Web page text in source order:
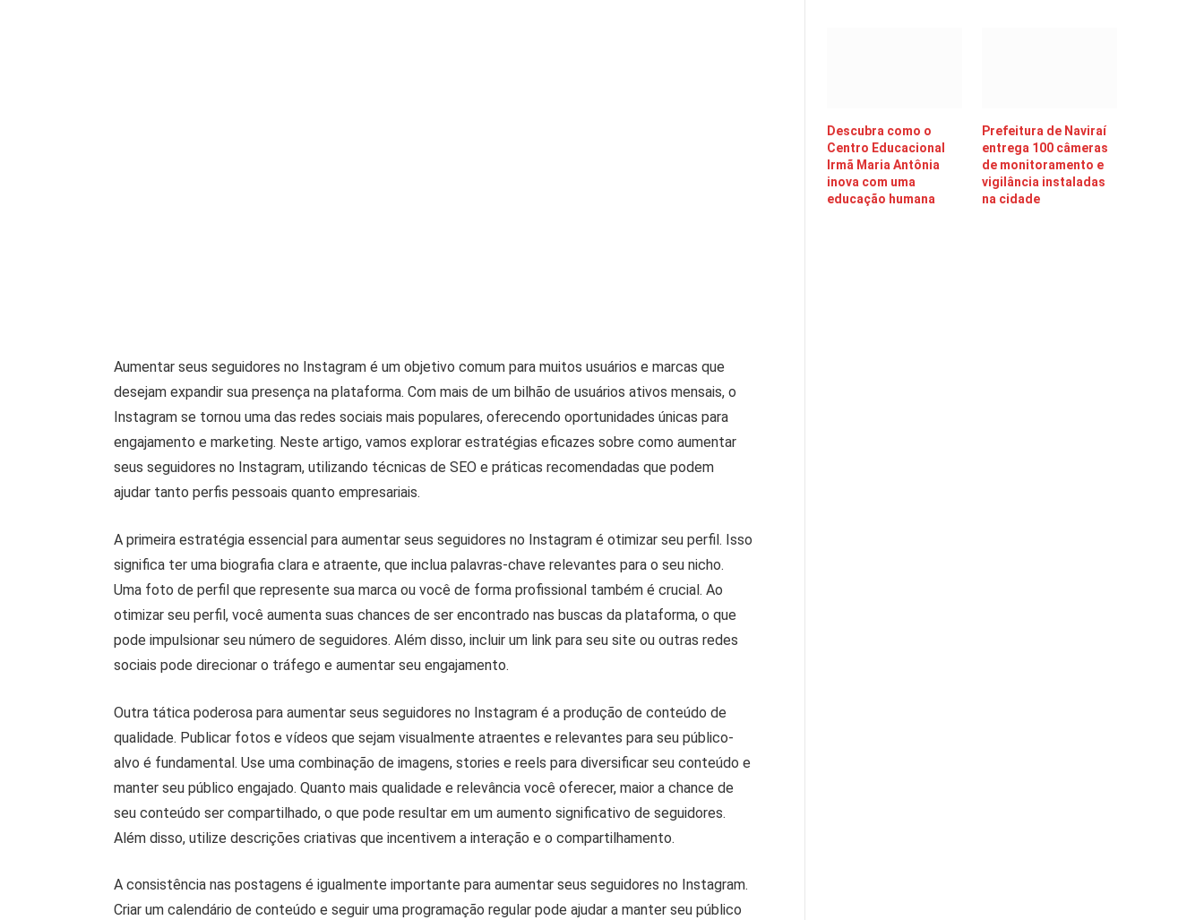
Aumentar seus seguidores no Instagram é um objetivo comum para muitos usuários e marcas que
desejam expandir sua presença na plataforma. Com mais de um bilhão de usuários ativos mensais, o
Instagram se tornou uma das redes sociais mais populares, oferecendo oportunidades únicas para
engajamento e marketing. Neste artigo, vamos explorar estratégias eficazes sobre como aumentar
seus seguidores no Instagram, utilizando técnicas de SEO e práticas recomendadas que podem
ajudar tanto perfis pessoais quanto empresariais.
A primeira estratégia essencial para aumentar seus seguidores no Instagram é otimizar seu perfil. Isso
significa ter uma biografia clara e atraente, que inclua palavras-chave relevantes para o seu nicho.
Uma foto de perfil que represente sua marca ou você de forma profissional também é crucial. Ao
otimizar seu perfil, você aumenta suas chances de ser encontrado nas buscas da plataforma, o que
pode impulsionar seu número de seguidores. Além disso, incluir um link para seu site ou outras redes
sociais pode direcionar o tráfego e aumentar seu engajamento.
Outra tática poderosa para aumentar seus seguidores no Instagram é a produção de conteúdo de
qualidade. Publicar fotos e vídeos que sejam visualmente atraentes e relevantes para seu público-
alvo é fundamental. Use uma combinação de imagens, stories e reels para diversificar seu conteúdo e
manter seu público engajado. Quanto mais qualidade e relevância você oferecer, maior a chance de
seu conteúdo ser compartilhado, o que pode resultar em um aumento significativo de seguidores.
Além disso, utilize descrições criativas que incentivem a interação e o compartilhamento.
A consistência nas postagens é igualmente importante para aumentar seus seguidores no Instagram.
Criar um calendário de conteúdo e seguir uma programação regular pode ajudar a manter seu público
Descubra como o
Centro Educacional
Irmã Maria Antônia
inova com uma
educação humana
Prefeitura de Naviraí
entrega 100 câmeras
de monitoramento e
vigilância instaladas
na cidade